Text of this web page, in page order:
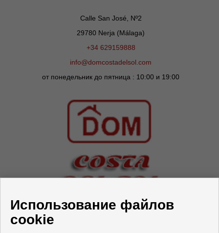
Calle San José, Nº2
29780 Nerja (Málaga)
+34 629159888
info@domcostadelsol.com
от понедельник до пятница : 10:00 и 19:00
Использование файлов
cookie